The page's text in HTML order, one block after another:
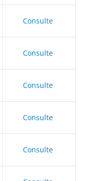
Consulte
Consulte
Consulte
Consulte
Consulte